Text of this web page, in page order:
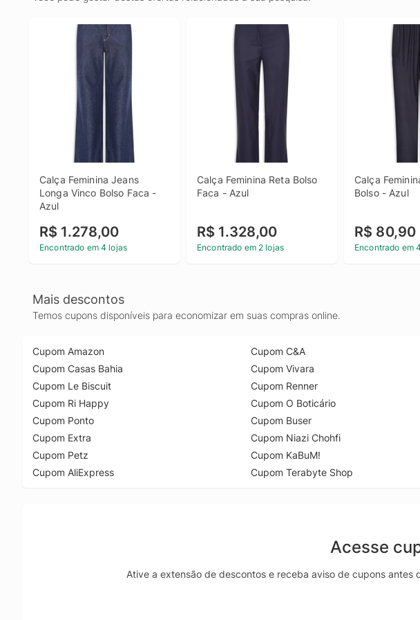
Calça Feminina Jeans
Longa Vinco Bolso Faca -
Azul
R$ 1.278,00
Encontrado em 4 lojas
Calça Feminina Reta Bolso
Faca - Azul
R$ 1.328,00
Encontrado em 2 lojas
Calça
Bolso - Azul
R$ 80,90
Encontrado em
Mais descontos
Temos cupons disponíveis para economizar em suas compras online.
Cupom Amazon
Cupom Casas Bahia
Cupom Le Biscuit
Cupom Ri Happy
Cupom Ponto
Cupom Extra
Cupom Petz
Cupom AliExpress
Cupom C&A
Cupom Vivara
Cupom Renner
Cupom O Boticário
Cupom Buser
Cupom Niazi Chohfi
Cupom KaBuM!
Cupom Terabyte Shop
Acesse
Ative a extensão de descontos e receba aviso de cupons